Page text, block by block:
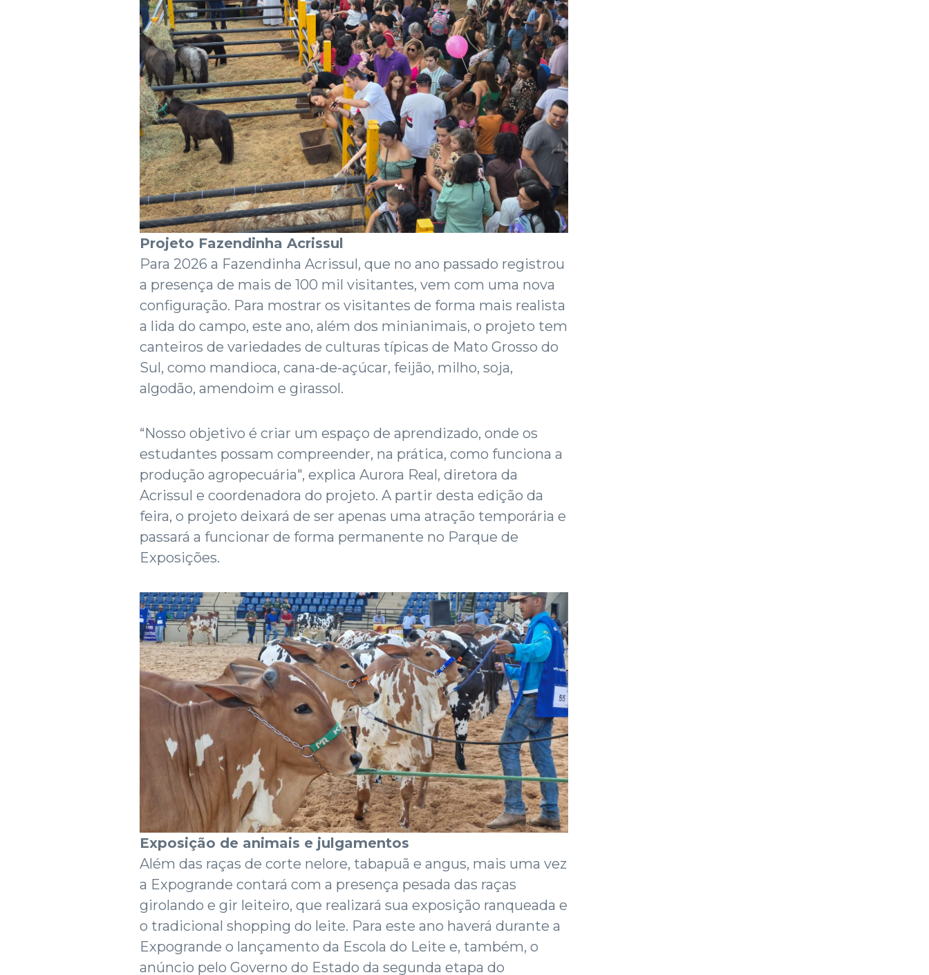
Projeto Fazendinha Acrissul
Para 2026 a Fazendinha Acrissul, que no ano passado registrou
a presença de mais de 100 mil visitantes, vem com uma nova
configuração. Para mostrar os visitantes de forma mais realista
a lida do campo, este ano, além dos minianimais, o projeto tem
canteiros de variedades de culturas típicas de Mato Grosso do
Sul, como mandioca, cana-de-açúcar, feijão, milho, soja,
algodão, amendoim e girassol.
“Nosso objetivo é criar um espaço de aprendizado, onde os
estudantes possam compreender, na prática, como funciona a
produção agropecuária", explica Aurora Real, diretora da
Acrissul e coordenadora do projeto. A partir desta edição da
feira, o projeto deixará de ser apenas uma atração temporária e
passará a funcionar de forma permanente no Parque de
Exposições.
Exposição de animais e julgamentos
Além das raças de corte nelore, tabapuã e angus, mais uma vez
a Expogrande contará com a presença pesada das raças
girolando e gir leiteiro, que realizará sua exposição ranqueada e
o tradicional shopping do leite. Para este ano haverá durante a
Expogrande o lançamento da Escola do Leite e, também, o
anúncio pelo Governo do Estado da segunda etapa do